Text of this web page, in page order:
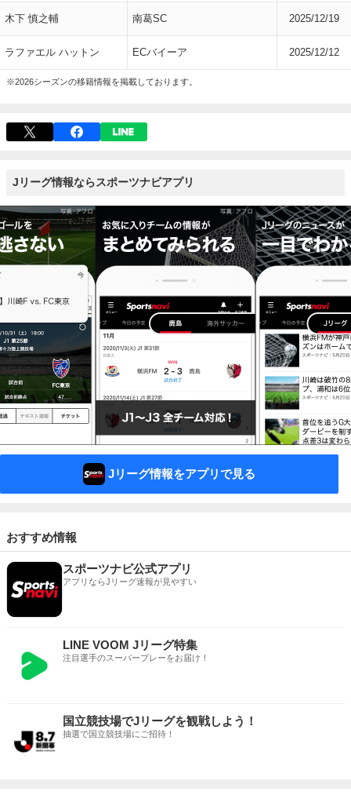
木下 慎之輔 南葛SC 2025/12/19
ラファエル ハットン ECバイーア 2025/12/12
※2026シーズンの移籍情報を掲載しております。
Jリーグ情報ならスポーツナビアプリ
Jリーグ情報をアプリで見る
おすすめ情報
スポーツナビ公式アプリ
アプリならJリーグ速報が見やすい
LINE VOOM Jリーグ特集
注目選手のスーパープレーをお届け！
国立競技場でJリーグを観戦しよう！
抽選で国立競技場にご招待！